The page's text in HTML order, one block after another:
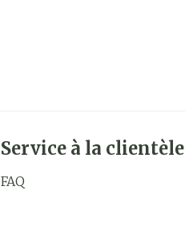
Service à la clientèle
FAQ